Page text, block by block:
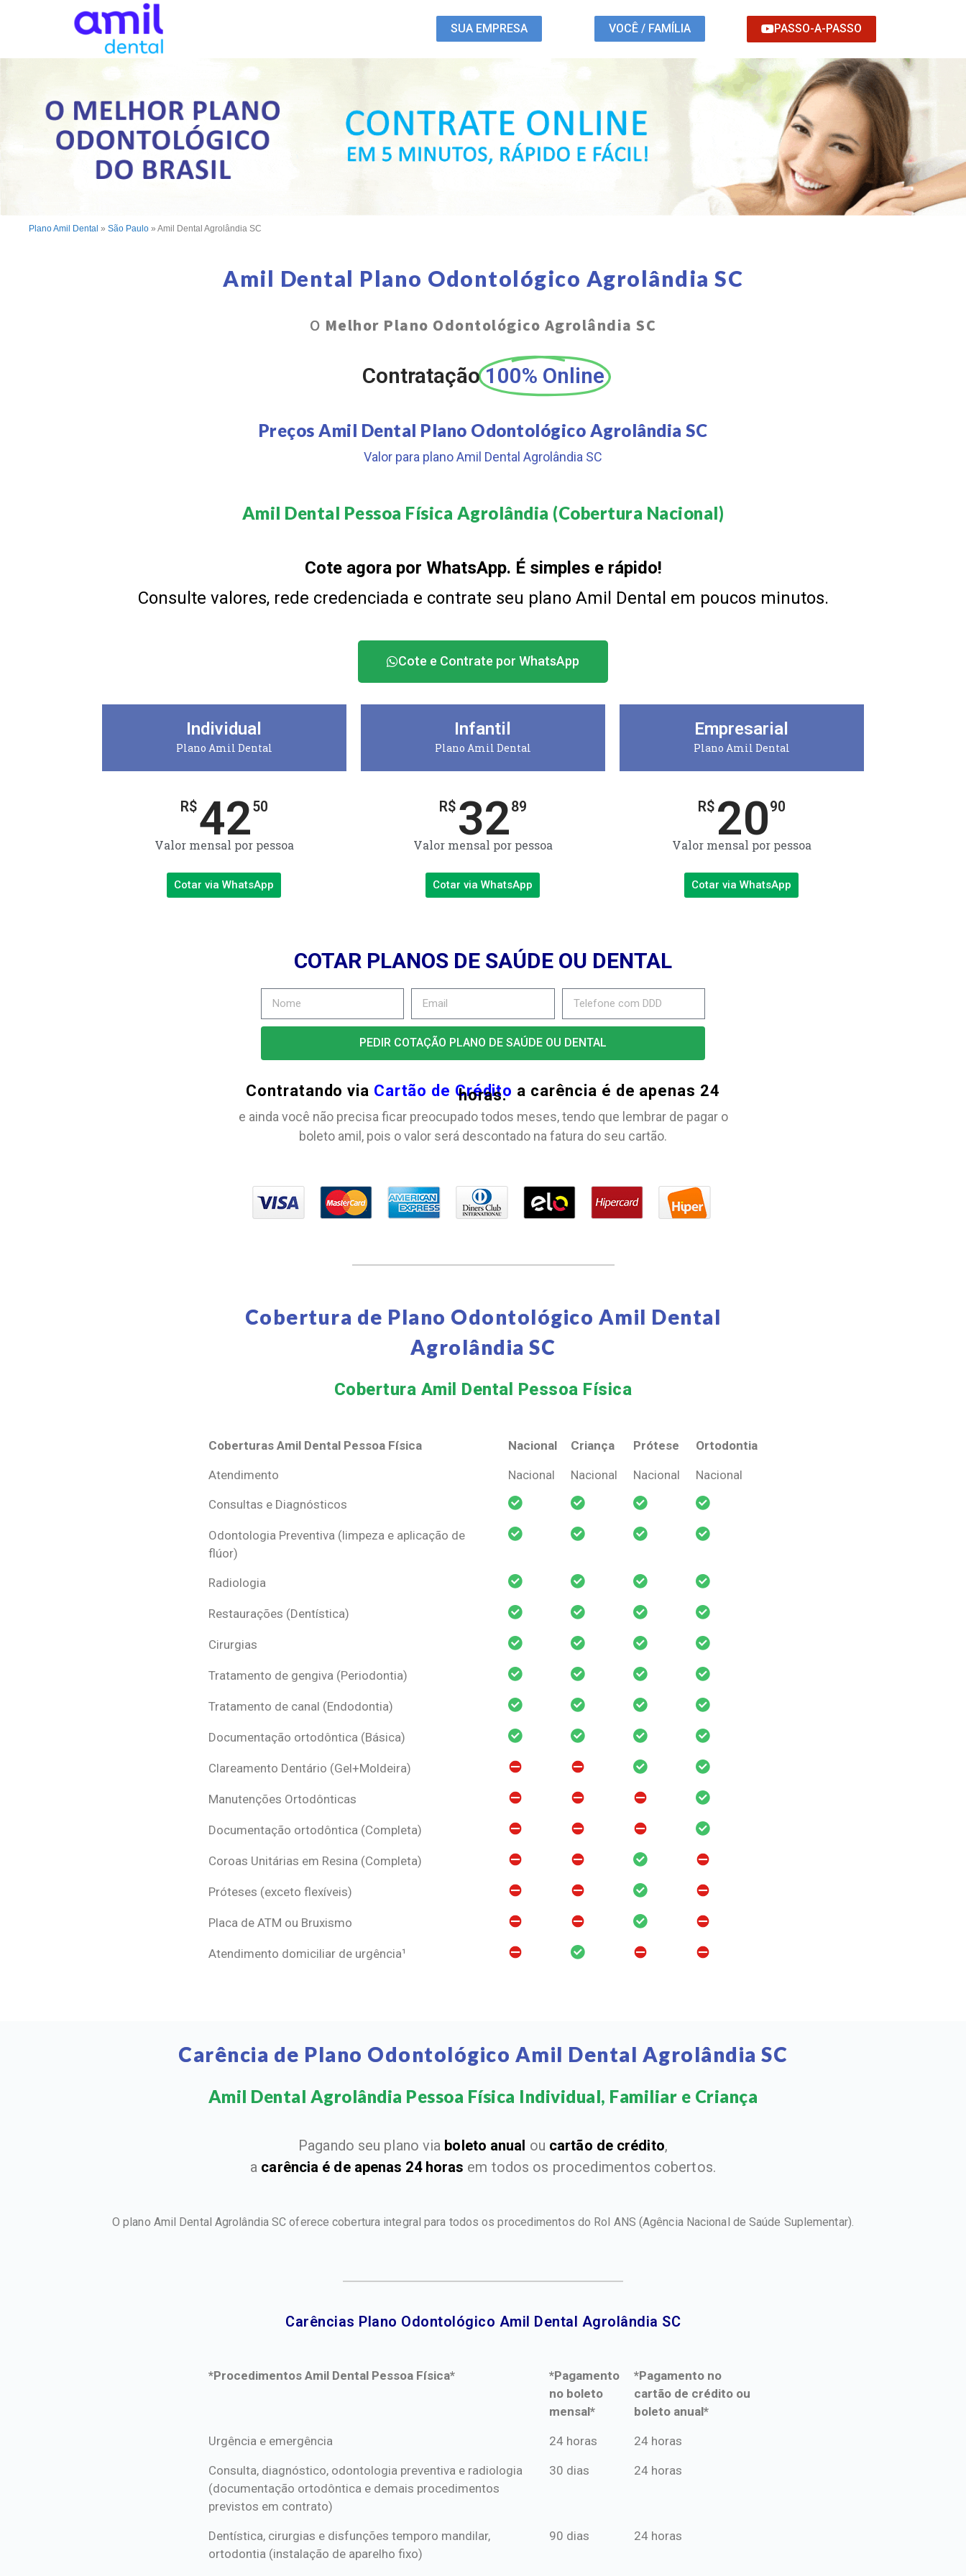
SUA EMPRESA VOCÊ / FAMÍLIA PASSO-A-PASSO
Plano Amil Dental » São Paulo » Amil Dental Agrolândia SC
Amil Dental Plano Odontológico Agrolândia SC
O Melhor Plano Odontológico Agrolândia SC
Contratação 100% Online
Preços Amil Dental Plano Odontológico Agrolândia SC
Valor para plano Amil Dental Agrolândia SC
Amil Dental Pessoa Física Agrolândia (Cobertura Nacional)​
Cote agora por WhatsApp. É simples e rápido!
Consulte valores, rede credenciada e contrate seu plano Amil Dental em poucos minutos.
Cote e Contrate por WhatsApp
Individual
Plano Amil Dental
R$4250
Valor mensal por pessoa
Cotar via WhatsApp
Infantil
Plano Amil Dental
R$ 3289
Valor mensal por pessoa
Cotar via WhatsApp
Empresarial
Plano Amil Dental
R$ 2090
Valor mensal por pessoa
Cotar via WhatsApp
COTAR PLANOS DE SAÚDE OU DENTAL
PEDIR COTAÇÃO PLANO DE SAÚDE OU DENTAL
Contratando via Cartão de Crédito a carência é de apenas 24
horas.
e ainda você não precisa ficar preocupado todos meses, tendo que lembrar de pagar o
boleto amil, pois o valor será descontado na fatura do seu cartão.
Cobertura de Plano Odontológico Amil Dental
Agrolândia SC
Cobertura Amil Dental Pessoa Física​
Coberturas Amil Dental Pessoa Física Nacional Criança Prótese
Ortodontia
Coberturas Amil Dental Pessoa Física
Nacional Criança Prótese Ortodontia
Atendimento Nacional Nacional Nacional Nacional
Consultas e Diagnósticos
Odontologia Preventiva (limpeza e aplicação de
flúor)
Radiologia
Restaurações (Dentística)
Cirurgias
Tratamento de gengiva (Periodontia)
Tratamento de canal (Endodontia)
Documentação ortodôntica (Básica)
Clareamento Dentário (Gel+Moldeira)
Manutenções Ortodônticas
Documentação ortodôntica (Completa)
Coroas Unitárias em Resina (Completa)
Próteses (exceto flexíveis)
Placa de ATM ou Bruxismo
Atendimento domiciliar de urgência¹
Carência de Plano Odontológico Amil Dental Agrolândia SC
Amil Dental Agrolândia Pessoa Física Individual, Familiar e Criança​
Pagando seu plano via boleto anual ou cartão de crédito,
a carência é de apenas 24 horas em todos os procedimentos cobertos.
O plano Amil Dental Agrolândia SC oferece cobertura integral para todos os procedimentos do Rol ANS (Agência Nacional de Saúde Suplementar).
Carências Plano Odontológico Amil Dental Agrolândia SC​
*Procedimentos Amil Dental Pessoa Física*
*Pagamento
no boleto
mensal*
*Pagamento no
cartão de crédito ou
boleto anual*
*Procedimentos Amil Dental Pessoa Física*
*Pagamento
mensal*
*Pagamento no
boleto anual*
Urgência e emergência 24 horas 24 horas
Consulta, diagnóstico, odontologia preventiva e radiologia
(documentação ortodôntica e demais procedimentos
previstos em contrato)
30 dias 24 horas
Dentística, cirurgias e disfunções temporo mandilar,
ortodontia (instalação de aparelho fixo)
90 dias 24 horas